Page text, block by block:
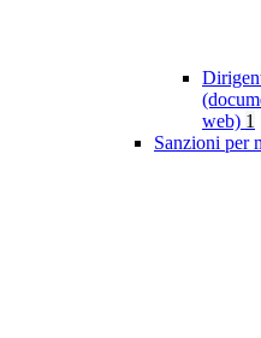
web) 1
Sanzioni per